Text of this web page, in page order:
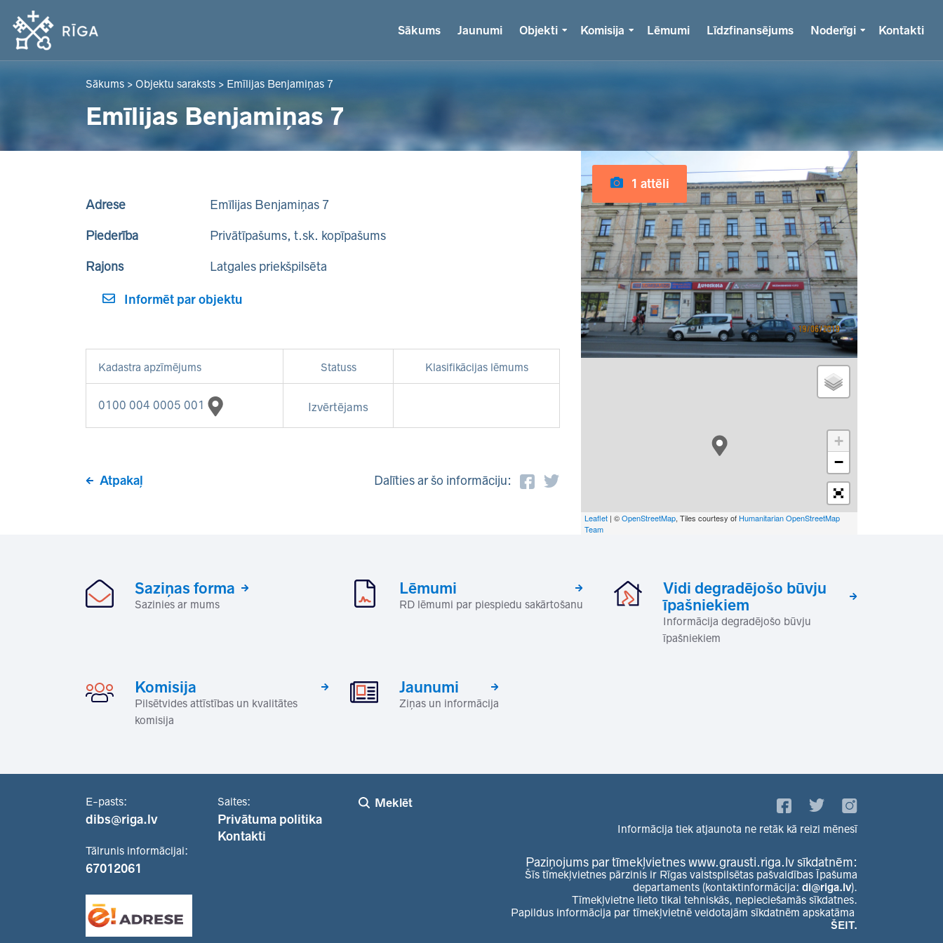
Sākums Jaunumi Objekti Komisija Lēmumi Līdzfinansējums Noderīgi Kontakti
Sākums > Objektu saraksts > Emīlijas Benjamiņas 7
Emīlijas Benjamiņas 7
Adrese Emīlijas Benjamiņas 7
Piederība Privātīpašums, t.sk. kopīpašums
Rajons Latgales priekšpilsēta
Informēt par objektu
Kadastra apzīmējums Statuss Klasifikācijas lēmums
0100 004 0005 001 Izvērtējams
Atpakaļ Dalīties ar šo informāciju:
1 attēli
+
−
Leaflet | ©OpenStreetMap, Tiles courtesy of Humanitarian OpenStreetMap
Team
Saziņas forma
Sazinies ar mums
Lēmumi
RD lēmumi par piespiedu sakārtošanu
Vidi degradējošo būvju
īpašniekiem
Informācija degradējošo būvju
īpašniekiem
Komisija
Pilsētvides attīstības un kvalitātes
komisija
Jaunumi
Ziņas un informācija
E-pasts:
dibs@riga.lv
Tālrunis informācijai:
67012061
Saites:
Privātuma politika
Kontakti
Meklēt
Informācija tiek atjaunota ne retāk kā reizi mēnesī
Paziņojums par tīmekļvietnes www.grausti.riga.lv sīkdatnēm:
Šīs tīmekļvietnes pārzinis ir Rīgas valstspilsētas pašvaldības Īpašuma
departaments (kontaktinformācija: di@riga.lv).
Tīmekļvietne lieto tikai tehniskās, nepieciešamās sīkdatnes.
Papildus informācija par tīmekļvietnē veidotajām sīkdatnēm apskatāma
ŠEIT.